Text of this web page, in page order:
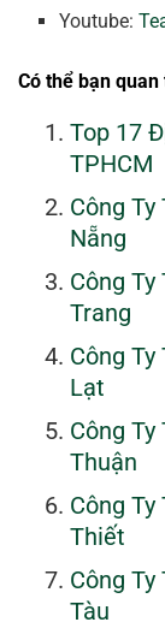
Youtube:
Có thể bạn quan
Top 17
TPHCM
Công
Nẵng
Công
Trang
Công
Lạt
Công
Thuận
Công
Thiết
Công
Tàu